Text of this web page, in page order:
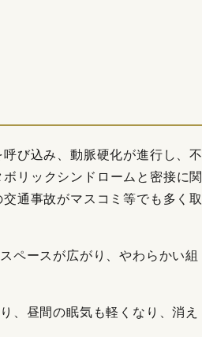
び込み、動脈硬化が進行し、不
リックシンドロームと密接に関
通事故がマスコミ等でも多く取
ペースが広がり、やわらかい組
、昼間の眠気も軽くなり、消え